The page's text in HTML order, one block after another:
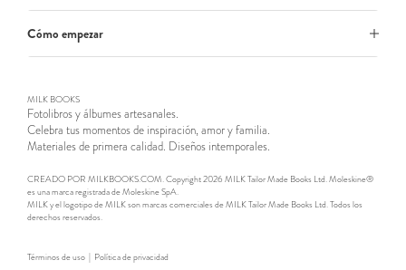
Cómo empezar
MILK BOOKS
Fotolibros y álbumes artesanales.
Celebra tus momentos de inspiración, amor y familia.
Materiales de primera calidad. Diseños intemporales.
CREADO POR MILKBOOKS.COM. Copyright 2026 MILK Tailor Made Books Ltd. Moleskine®
es una marca registrada de Moleskine SpA.
MILK y el logotipo de MILK son marcas comerciales de MILK Tailor Made Books Ltd. Todos los
derechos reservados.
Términos de uso | Política de privacidad